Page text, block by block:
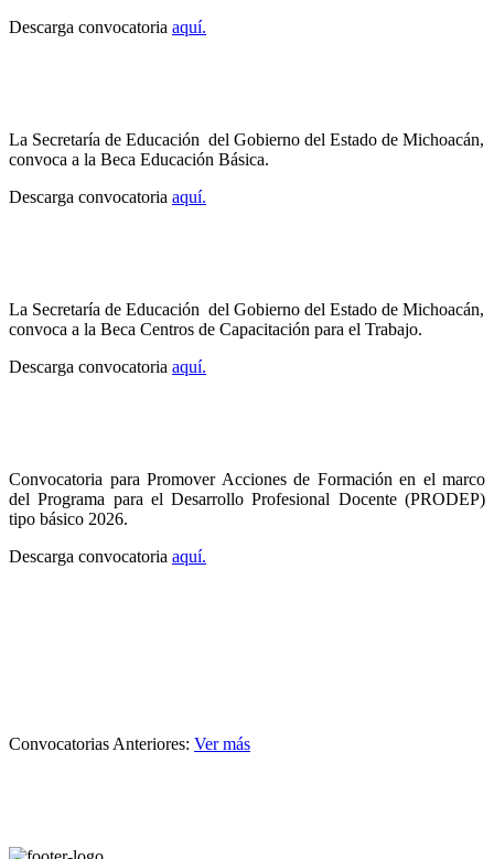
Descarga convocatoria aquí.
La Secretaría de Educación del Gobierno del Estado de Michoacán,
convoca a la Beca Educación Básica.
Descarga convocatoria aquí.
La Secretaría de Educación del Gobierno del Estado de Michoacán,
convoca a la Beca Centros de Capacitación para el Trabajo.
Descarga convocatoria aquí.
Convocatoria para Promover Acciones de Formación en el marco
del Programa para el Desarrollo Profesional Docente (PRODEP)
tipo básico 2026.
Descarga convocatoria aquí.
Convocatorias Anteriores: Ver más